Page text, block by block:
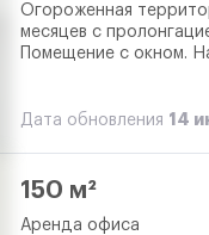
Огороженная
месяцев с
Помещение с окном.
Дата обновления 14
150 м²
Аренда офиса